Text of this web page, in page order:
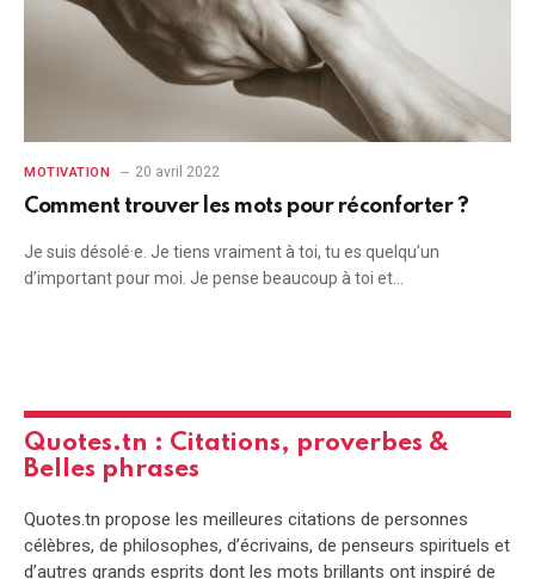
MOTIVATION 20 avril 2022
Comment trouver les mots pour réconforter ?
Je suis désolé·e. Je tiens vraiment à toi, tu es quelqu’un
d’important pour moi. Je pense beaucoup à toi et…
Quotes.tn : Citations, proverbes &
Belles phrases
Quotes.tn propose les meilleures citations de personnes
célèbres, de philosophes, d’écrivains, de penseurs spirituels et
d’autres grands esprits dont les mots brillants ont inspiré de